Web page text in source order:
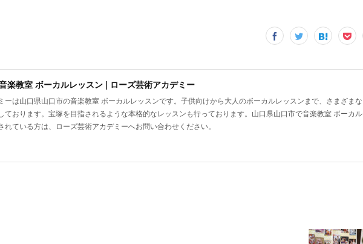
楽教室 ボーカルレッスン | ローズ芸術アカデミー
ーは山口県山口市の音楽教室 ボーカルレッスンです。子供向けから大人のボーカルレッスンまで、さまざまな
ております。宝塚を目指されるような本格的なレッスンも行っております。山口県山口市で音楽教室 ボーカル
れている方は、ローズ芸術アカデミーへお問い合わせください。